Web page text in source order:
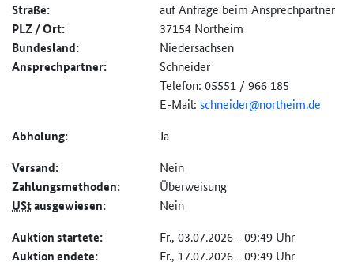
Straße: auf Anfrage beim Ansprechpartner
PLZ / Ort: 37154 Northeim
Bundesland: Niedersachsen
Ansprechpartner:
Schneider
Telefon: 05551 / 966 185
E-Mail: schneider@northeim.de
Abholung: Ja
Versand: Nein
Zahlungs­methoden: Überweisung
UStausgewiesen: Nein
Auktion startete: Fr., 03.07.2026 - 09:49 Uhr
Auktion endete: Fr., 17.07.2026 - 09:49 Uhr